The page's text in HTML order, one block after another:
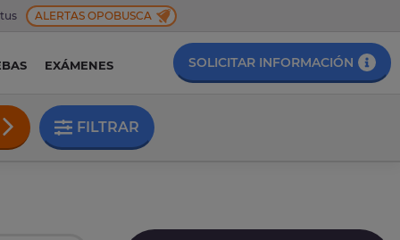
ALERTAS OPOBUSCA
EXÁMENES SOLICITAR INFORMACIÓN
FILTRAR